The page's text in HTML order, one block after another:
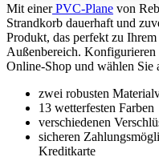
Mit einerPVC-Plane von
Strandkorb dauerhaft und
Produkt, das perfekt zu
Außenbereich.
Online-Shop und wählen Sie
zwei robusten
13 wetterfesten Farben
verschiedenen
sicheren
Kreditkarte